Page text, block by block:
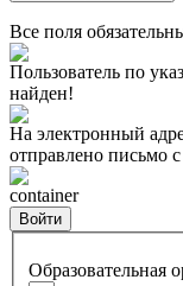
Все поля
Пользователь по
найден!
На электронный
отправлено письмо
container
Войти
Образовательная